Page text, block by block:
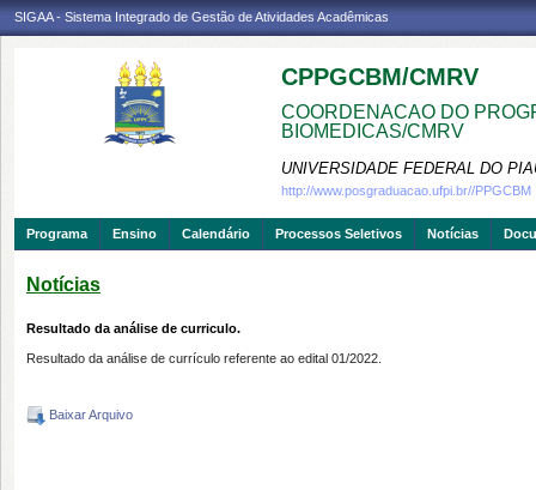
SIGAA - Sistema Integrado de Gestão de Atividades Acadêmicas
CPPGCBM/CMRV
COORDENACAO DO
BIOMEDICAS/CMRV
UNIVERSIDADE FEDERAL DO
http://www.posgraduacao.ufpi.br//PPGCBM
Programa Ensino Calendário Processos Seletivos Notícias
Notícias
Resultado da análise de curriculo.
Resultado da análise de currículo referente ao edital 01/2022.
Baixar Arquivo